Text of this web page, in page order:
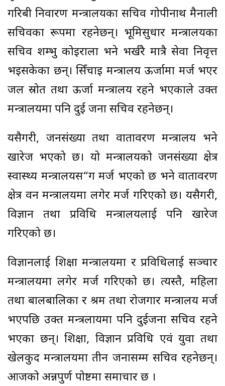
गरिबी निवारण मन्त्रालयका सचिव गोपीनाथ मैनाली
सचिवका रूपमा रहनेछन्। भूमिसुधार मन्त्रालयका
सचिव शम्भु कोइराला भने भर्खरै मात्रै सेवा निवृत्त
भइसकेका छन्। सिँचाइ मन्त्रालय ऊर्जामा मर्ज भएर
जल स्रोत तथा ऊर्जा मन्त्रालय रहने भएकाले उक्त
मन्त्रालयमा पनि दुई जना सचिव रहनेछन्।
यसैगरी, जनसंख्या तथा वातावरण मन्त्रालय भने
खारेज भएको छ। यो मन्त्रालयको जनसंख्या क्षेत्र
स्वास्थ्य मन्त्रालयस“ग मर्ज भएको छ भने वातावरण
क्षेत्र वन मन्त्रालयमा लगेर मर्ज गरिएको छ। यसैगरी,
विज्ञान तथा प्रविधि मन्त्रालयलाई पनि खारेज
गरिएको छ।
विज्ञानलाई शिक्षा मन्त्रालयमा र प्रविधिलाई सञ्चार
मन्त्रालयमा लगेर मर्ज गरिएको छ। त्यस्तै, महिला
तथा बालबालिका र श्रम तथा रोजगार मन्त्रालय मर्ज
भएपछि उक्त मन्त्रलायमा पनि दुईजना सचिव रहने
भएका छन्। शिक्षा, विज्ञान प्रविधि एवं युवा तथा
खेलकुद मन्त्रालयमा तीन जनासम्म सचिव रहनेछन्।
आजको अन्नपुर्ण पोष्टमा समाचार छ ।